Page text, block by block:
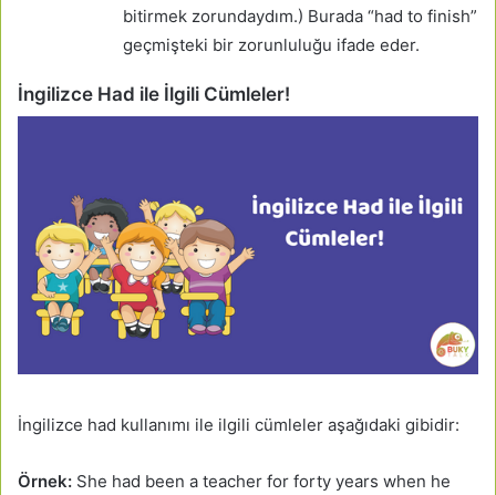
bitirmek zorundaydım.) Burada “had to finish”
geçmişteki bir zorunluluğu ifade eder.
İngilizce Had ile İlgili Cümleler!
İngilizce had kullanımı ile ilgili cümleler aşağıdaki gibidir:
Örnek: She had been a teacher for forty years when he